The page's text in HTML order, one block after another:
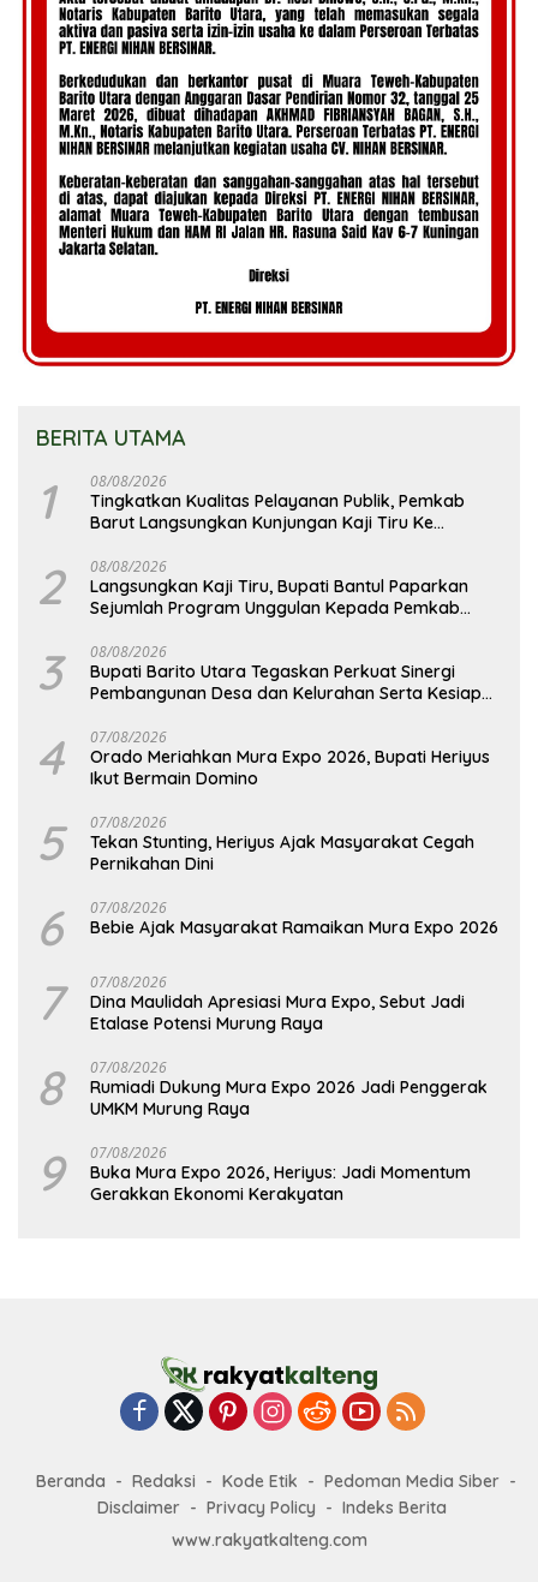
BERITA UTAMA
1 08/08/2026
Tingkatkan Kualitas Pelayanan Publik, Pemkab
Barut Langsungkan Kunjungan Kaji Tiru Ke
2 08/08/2026
Langsungkan Kaji Tiru, Bupati Bantul Paparkan
Sejumlah Program Unggulan Kepada Pemkab
3 08/08/2026
Bupati Barito Utara Tegaskan Perkuat Sinergi
Pembangunan Desa dan Kelurahan Serta Kesiapan
4 07/08/2026
Orado Meriahkan Mura Expo 2026, Bupati Heriyus
Ikut Bermain Domino
5 07/08/2026
Tekan Stunting, Heriyus Ajak Masyarakat Cegah
Pernikahan Dini
6 07/08/2026
Bebie Ajak Masyarakat Ramaikan Mura Expo 2026
7 07/08/2026
Dina Maulidah Apresiasi Mura Expo, Sebut Jadi
Etalase Potensi Murung Raya
8 07/08/2026
Rumiadi Dukung Mura Expo 2026 Jadi Penggerak
UMKM Murung Raya
9 07/08/2026
Buka Mura Expo 2026, Heriyus: Jadi Momentum
Gerakkan Ekonomi Kerakyatan
Beranda Redaksi Kode Etik
Pedoman Media Siber
Disclaimer
Privacy Policy
Indeks Berita
www.rakyatkalteng.com